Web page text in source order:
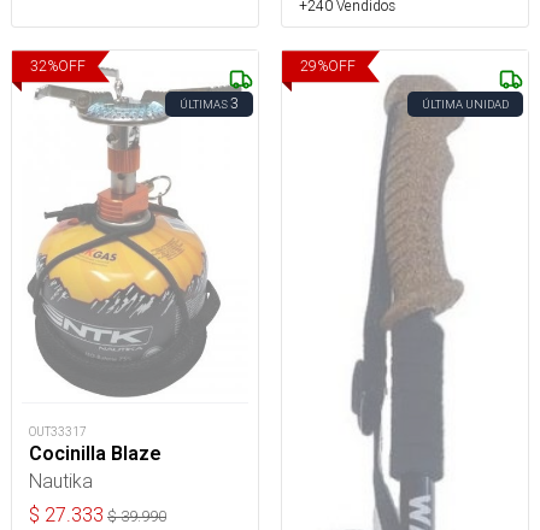
+240 Vendidos
32%OFF
ÚLTIMAS3
OUT33317
Cocinilla Blaze
Nautika
$ 27.333 $39.990
29%OFF
ÚLTIMA UNIDAD